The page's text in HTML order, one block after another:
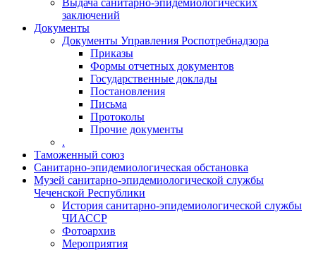
Выдача санитарно-эпидемиологических
заключений
Документы
Документы Управления Роспотребнадзора
Приказы
Формы отчетных документов
Государственные доклады
Постановления
Письма
Протоколы
Прочие документы
.
Таможенный союз
Санитарно-эпидемиологическая обстановка
Музей санитарно-эпидемиологической службы
Чеченской Республики
История санитарно-эпидемиологической службы
ЧИАССР
Фотоархив
Мероприятия